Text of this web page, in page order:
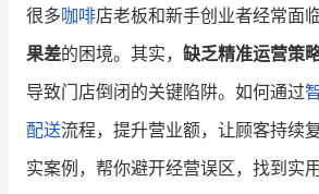
品牌消费观 行业报告
新零售资讯
培训课程
很多咖啡店老板和新手创业者经常面
果差的困境。其实， 缺乏精准运营策
导致门店倒闭的关键陷阱。如何通过
配送流程，提升营业额，让顾客持续
实案例，帮你避开经营误区，找到实用